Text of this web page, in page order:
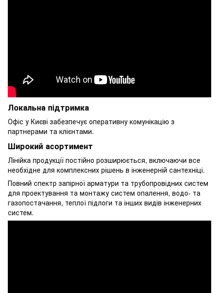
Локальна підтримка
Офіс у Києві забезпечує оперативну комунікацію з
партнерами та клієнтами.
Широкий асортимент
Лінійка продукції постійно розширюється, включаючи все
необхідне для комплексних рішень в інженерній сантехніці.
Повний спектр запірної арматури та трубопровідних систем
для проектування та монтажу систем опалення, водо- та
газопостачання, теплої підлоги та інших видів інженерних
систем.